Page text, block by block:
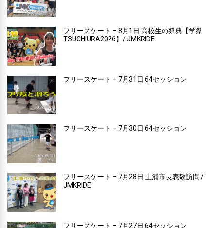
フリースケート – 8月1日 高校生の祭典【学祭
TSUCHIURA2026】/ JMKRIDE
フリースケート – 7月31日 64セッション
フリースケート – 7月30日 64セッション
フリースケート – 7月28日 土浦市長表敬訪問 /
JMKRIDE
フリースケート – 7月27日 64セッション